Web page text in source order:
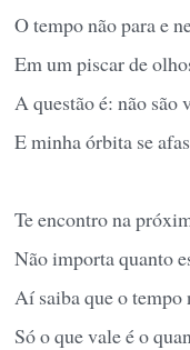
O tempo não para e
Em um piscar de
A questão é: não são
E minha órbita se
Te encontro na
Não importa quanto
Aí saiba que o tempo
Só o que vale é o